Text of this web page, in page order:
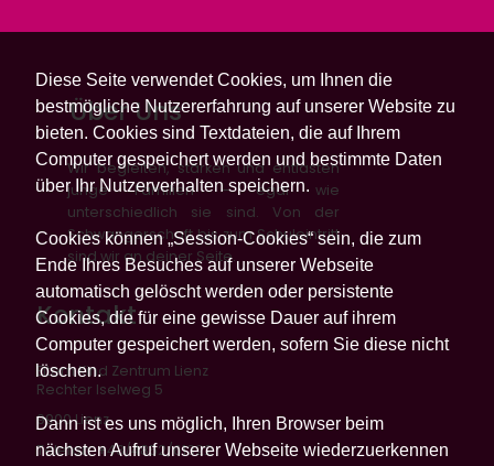
Diese Seite verwendet Cookies, um Ihnen die
bestmögliche Nutzererfahrung auf unserer Website zu
bieten. Cookies sind Textdateien, die auf Ihrem
Computer gespeichert werden und bestimmte Daten
über Ihr Nutzerverhalten speichern.
Cookies können „Session-Cookies“ sein, die zum
Ende Ihres Besuches auf unserer Webseite
automatisch gelöscht werden oder persistente
Cookies, die für eine gewisse Dauer auf ihrem
Computer gespeichert werden, sofern Sie diese nicht
löschen.
Dann ist es uns möglich, Ihren Browser beim
nächsten Aufruf unserer Webseite wiederzuerkennen
Über Uns
Wir begleiten, stärken und entlasten
junge Familien – egal wie
unterschiedlich sie sind. Von der
Schwangerschaft bis zum Schuleintritt
sind wir an deiner Seite.
Kontakt
Eltern Kind Zentrum Lienz
Rechter Iselweg 5
9900 Lienz
Telefon: +43/4852/61322